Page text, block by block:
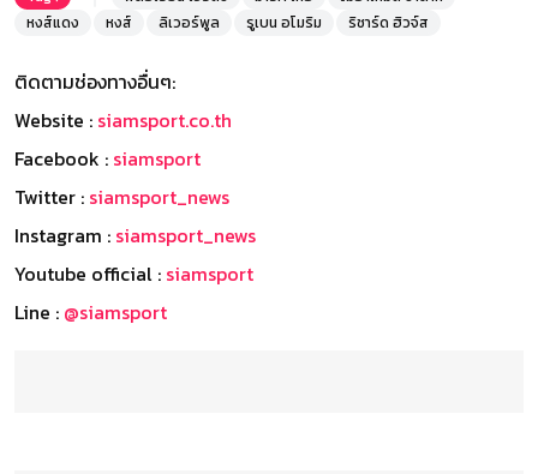
หงส์แดง
หงส์ ลิเวอร์พูล รูเบน อโมริม ริชาร์ด ฮิวจ์ส
ติดตามช่องทางอื่นๆ:
Website : siamsport.co.th
Facebook : siamsport
Twitter : siamsport_news
Instagram : siamsport_news
Youtube official : siamsport
Line : @siamsport